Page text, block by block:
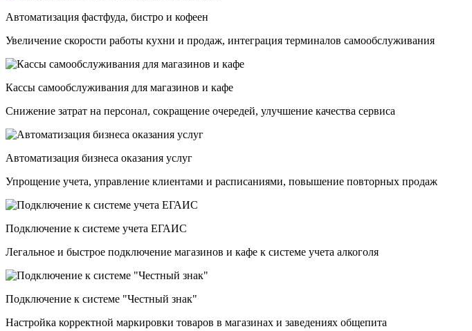
Автоматизация фастфуда, бистро и кофеен
Увеличение скорости работы кухни и продаж, интеграция терминалов самообслуживания
Кассы самообслуживания для магазинов и кафе
Снижение затрат на персонал, сокращение очередей, улучшение качества сервиса
Автоматизация бизнеса оказания услуг
Упрощение учета, управление клиентами и расписаниями, повышение повторных продаж
Подключение к системе учета ЕГАИС
Легальное и быстрое подключение магазинов и кафе к системе учета алкоголя
Подключение к системе "Честный знак"
Настройка корректной маркировки товаров в магазинах и заведениях общепита